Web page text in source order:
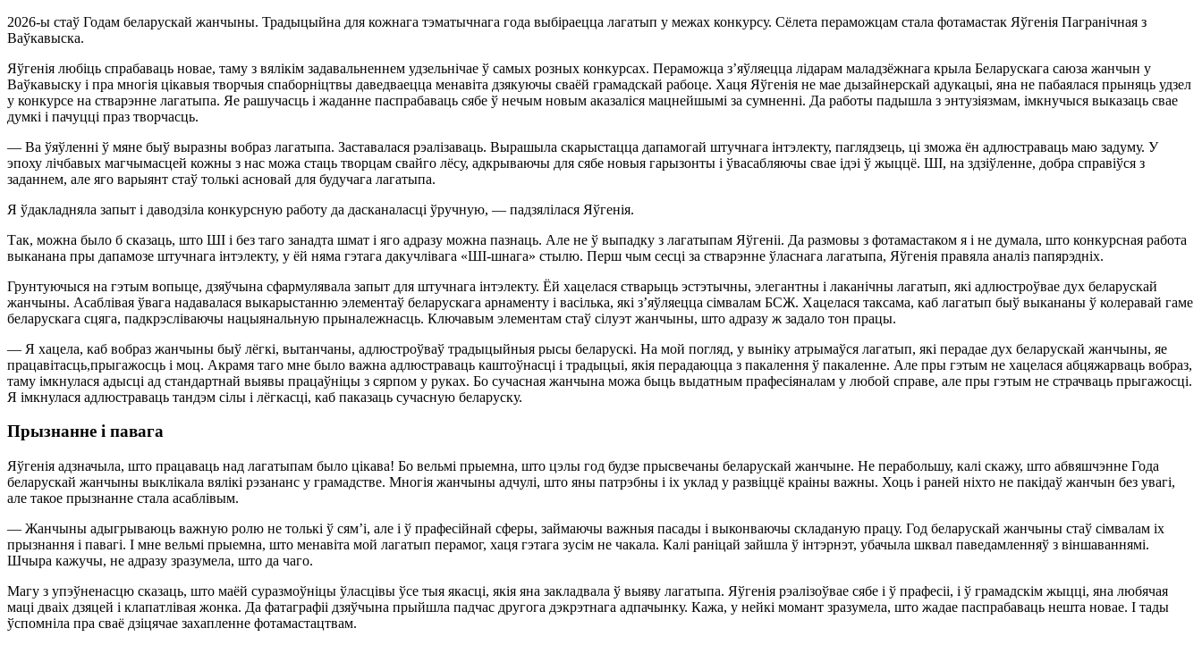
2026-ы стаў Годам беларускай жанчыны. Традыцыйна для кожнага тэматычнага года выбіраецца лагатып у межах конкурсу. Сёлета пераможцам стала фотамастак Яўгенія Пагранічная з
Ваўкавыска.
Яўгенія любіць спрабаваць новае, таму з вялікім задавальненнем удзельнічае ў самых розных конкурсах. Пераможца з’яўляецца лідарам маладзёжнага крыла Беларускага саюза жанчын у
Ваўкавыску і пра многія цікавыя творчыя спаборніцтвы даведваецца менавіта дзякуючы сваёй грамадскай рабоце. Хаця Яўгенія не мае дызайнерскай адукацыі, яна не пабаялася прыняць удзел
у конкурсе на стварэнне лагатыпа. Яе рашучасць і жаданне паспрабаваць сябе ў нечым новым аказаліся мацнейшымі за сумненні. Да работы падышла з энтузіязмам, імкнучыся выказаць свае
думкі і пачуцці праз творчасць.
— Ва ўяўленні ў мяне быў выразны вобраз лагатыпа. Заставалася рэалізаваць. Вырашыла скарыстацца дапамогай штучнага інтэлекту, паглядзець, ці зможа ён адлюстраваць маю задуму. У
эпоху лічбавых магчымасцей кожны з нас можа стаць творцам свайго лёсу, адкрываючы для сябе новыя гарызонты і ўвасабляючы свае ідэі ў жыццё. ШІ, на здзіўленне, добра справіўся з
заданнем, але яго варыянт стаў толькі асновай для будучага лагатыпа.
Я ўдакладняла запыт і даводзіла конкурсную работу да дасканаласці ўручную, — падзялілася Яўгенія.
Так, можна было б сказаць, што ШІ і без таго занадта шмат і яго адразу можна пазнаць. Але не ў выпадку з лагатыпам Яўгеніі. Да размовы з фотамастаком я і не думала, што конкурсная работа
выканана пры дапамозе штучнага інтэлекту, у ёй няма гэтага дакучлівага «ШІ-шнага» стылю. Перш чым сесці за стварэнне ўласнага лагатыпа, Яўгенія правяла аналіз папярэдніх.
Грунтуючыся на гэтым вопыце, дзяўчына сфармулявала запыт для штучнага інтэлекту. Ёй хацелася стварыць эстэтычны, элегантны і лаканічны лагатып, які адлюстроўвае дух беларускай
жанчыны. Асаблівая ўвага надавалася выкарыстанню элементаў беларускага арнаменту і васілька, які з’яўляецца сімвалам БСЖ. Хацелася таксама, каб лагатып быў выкананы ў колеравай гаме
беларускага сцяга, падкрэсліваючы нацыянальную прыналежнасць. Ключавым элементам стаў сілуэт жанчыны, што адразу ж задало тон працы.
— Я хацела, каб вобраз жанчыны быў лёгкі, вытанчаны, адлюстроўваў традыцыйныя рысы беларускі. На мой погляд, у выніку атрымаўся лагатып, які перадае дух беларускай жанчыны, яе
працавітасць,прыгажосць і моц. Акрамя таго мне было важна адлюстраваць каштоўнасці і традыцыі, якія перадаюцца з пакалення ў пакаленне. Але пры гэтым не хацелася абцяжарваць вобраз,
таму імкнулася адысці ад стандартнай выявы працаўніцы з сярпом у руках. Бо сучасная жанчына можа быць выдатным прафесіяналам у любой справе, але пры гэтым не страчваць прыгажосці.
Я імкнулася адлюстраваць тандэм сілы і лёгкасці, каб паказаць сучасную беларуску.
Прызнанне і павага
Яўгенія адзначыла, што працаваць над лагатыпам было цікава! Бо вельмі прыемна, што цэлы год будзе прысвечаны беларускай жанчыне. Не перабольшу, калі скажу, што абвяшчэнне Года
беларускай жанчыны выклікала вялікі рэзананс у грамадстве. Многія жанчыны адчулі, што яны патрэбны і іх уклад у развіццё краіны важны. Хоць і раней ніхто не пакідаў жанчын без увагі,
але такое прызнанне стала асаблівым.
— Жанчыны адыгрываюць важную ролю не толькі ў сям’і, але і ў прафесійнай сферы, займаючы важныя пасады і выконваючы складаную працу. Год беларускай жанчыны стаў сімвалам іх
прызнання і павагі. І мне вельмі прыемна, што менавіта мой лагатып перамог, хаця гэтага зусім не чакала. Калі раніцай зайшла ў інтэрнэт, убачыла шквал паведамленняў з віншаваннямі.
Шчыра кажучы, не адразу зразумела, што да чаго.
Магу з упэўненасцю сказаць, што маёй суразмоўніцы ўласцівы ўсе тыя якасці, якія яна закладвала ў выяву лагатыпа. Яўгенія рэалізоўвае сябе і ў прафесіі, і ў грамадскім жыцці, яна любячая
маці дваіх дзяцей і клапатлівая жонка. Да фатаграфіі дзяўчына прыйшла падчас другога дэкрэтнага адпачынку. Кажа, у нейкі момант зразумела, што жадае паспрабаваць нешта новае. І тады
ўспомніла пра сваё дзіцячае захапленне фотамастацтвам.